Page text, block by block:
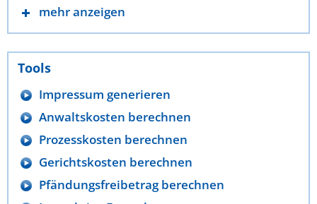
mehr anzeigen
Tools
Impressum generieren
Anwaltskosten berechnen
Prozesskosten berechnen
Gerichtskosten berechnen
Pfändungsfreibetrag berechnen